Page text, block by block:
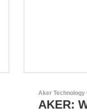
auf